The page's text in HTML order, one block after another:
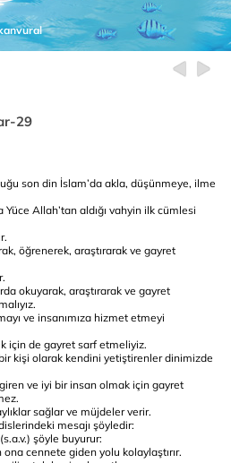
29
son din İslam’da akla, düşünmeye, ilme
Allah’tan aldığı vahyin ilk cümlesi
öğrenerek, araştırarak ve gayret
okuyarak, araştırarak ve gayret
ve insanımıza hizmet etmeyi
için de gayret sarf etmeliyiz.
kişi olarak kendini yetiştirenler dinimizde
ve iyi bir insan olmak için gayret
sağlar ve müjdeler verir.
mesajı şöyledir:
şöyle buyurur:
cennete giden yolu kolaylaştırır.